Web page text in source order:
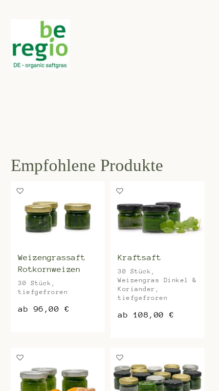
Weizengrassaft
Rotkornweizen
30 Stück,
tiefgefroren
ab96,00 €
mehrere
Varianten
auf.
Die
Optionen
Kraftsaft
30 Stück,
Weizengras Dinkel &
Koriander,
tiefgefroren
ab 108,00€
mehrere
Varianten
auf.
Die